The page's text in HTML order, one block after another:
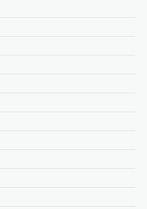
ഓഗസ്റ്റ്‌ 9, 2026
ദൃശ്യങ്ങൾ ഇൻസ്റ്റഗ്രാം
സമൂഹമാധ്യമ
നിന്ന് നീക്കം
16,000
അജയ്